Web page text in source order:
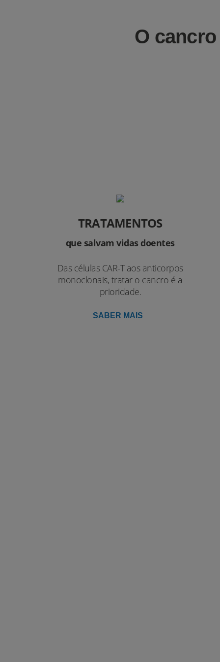
O
TRATAMENTOS
que salvam vidas doentes
Das células CAR-T aos anticorpos
monoclonais, tratar o cancro é a
prioridade.
SABER MAIS